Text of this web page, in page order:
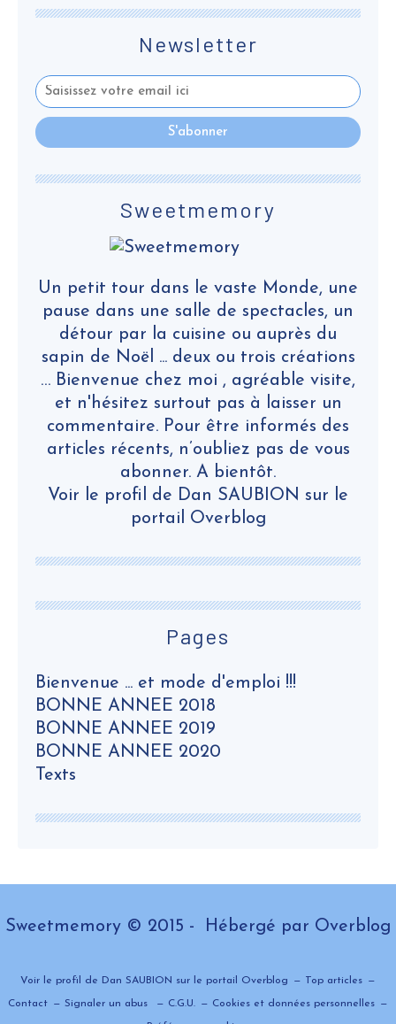
Newsletter
Pages
Bienvenue ... et mode d'emploi !!!
BONNE ANNEE 2018
BONNE ANNEE 2019
BONNE ANNEE 2020
Texts
Sweetmemory
Un petit tour dans le vaste Monde, une
pause dans une salle de spectacles, un
détour par la cuisine ou auprès du
sapin de Noël ... deux ou trois créations
… Bienvenue chez moi , agréable visite,
et n'hésitez surtout pas à laisser un
commentaire. Pour être informés des
articles récents, n’oubliez pas de vous
abonner. A bientôt.
Voir le profil de Dan SAUBION sur le
portail Overblog
Sweetmemory © 2015 - Hébergé par Overblog
Voir le profil de Dan SAUBION sur le portail Overblog Top articles
Contact Signaler un abus C.G.U. Cookies et données personnelles